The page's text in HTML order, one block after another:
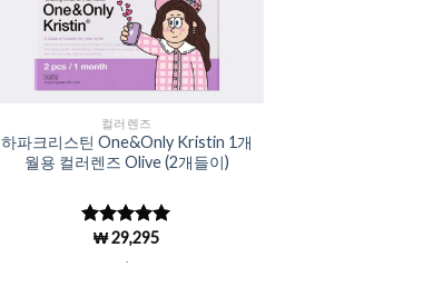
Add to
Wishlist
컬러렌즈
하파크리스틴 One&Only Kristin 1개
월용 컬러렌즈 Olive (2개들이)
5 중에서
로 평
₩29,295